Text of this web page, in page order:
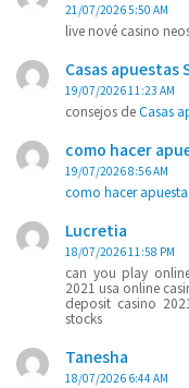
21/07/2026 5:50 AM
live nové casino
Casas apuestas
19/07/2026 11:23 AM
consejos deCasas
como hacer
19/07/2026 8:56 AM
como hacer
Lucretia
18/07/2026 11:58 PM
can you play
2021 usa online
deposit casino
stocks
Tanesha
18/07/2026 6:44 AM